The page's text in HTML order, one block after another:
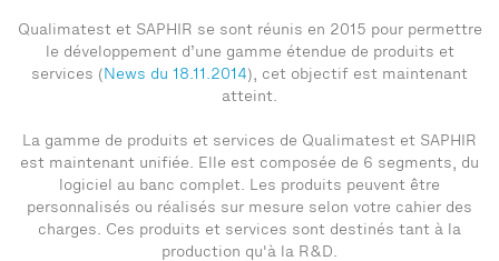
Qualimatest et SAPHIR se sont réunis en 2015 pour permettre
le développement d’une gamme étendue de produits et
services ( News du 18.11.2014), cet objectif est maintenant
atteint.
La gamme de produits et services de Qualimatest et SAPHIR
est maintenant unifiée. Elle est composée de 6 segments, du
logiciel au banc complet. Les produits peuvent être
personnalisés ou réalisés sur mesure selon votre cahier des
charges. Ces produits et services sont destinés tant à la
production qu'à la R&D.